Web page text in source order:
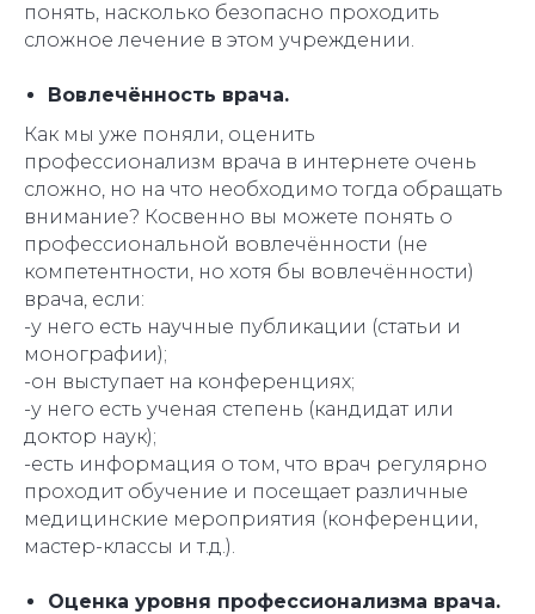
понять, насколько безопасно проходить
сложное лечение в этом учреждении.
Вовлечённость врача.
Как мы уже поняли, оценить
профессионализм врача в интернете очень
сложно, но на что необходимо тогда обращать
внимание? Косвенно вы можете понять о
профессиональной вовлечённости (не
компетентности, но хотя бы вовлечённости)
врача, если:
-у него есть научные публикации (статьи и
монографии);
-он выступает на конференциях;
-у него есть ученая степень (кандидат или
доктор наук);
-есть информация о том, что врач регулярно
проходит обучение и посещает различные
медицинские мероприятия (конференции,
мастер-классы и т.д.).
Оценка уровня профессионализма врача.